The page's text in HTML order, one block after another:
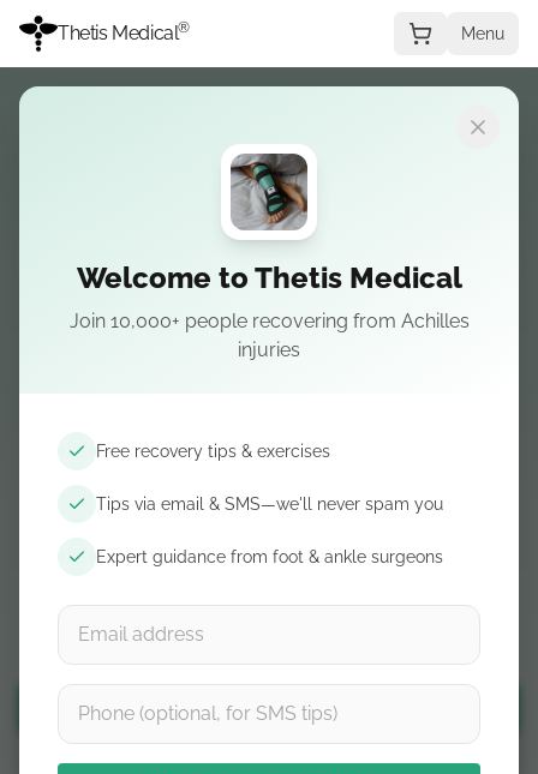
Thetis Medical® Menu
Welcome to Thetis Medical
Join 10,000+ people recovering from Achilles
injuries
Free recovery tips & exercises
Tips via email & SMS—we'll never spam you
Expert guidance from foot & ankle surgeons
PERCORSO DI RECUPERO
Scegli la condizione
Achilles ruptureguida
Settimana dopo settimana dall’infortunio
all’attività piena — indicazioni basate su
Sette fasi dettagliate
Tappe basate su evidenze
Contenuti revisionati da chirurghi
Aggiungi corso al carrello